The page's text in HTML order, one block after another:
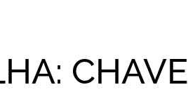
CHAVE